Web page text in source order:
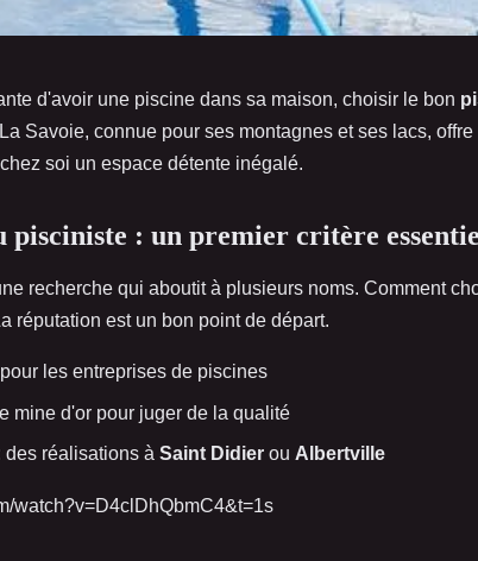
d'avoir une piscine dans sa maison, choisir le bon
Savoie, connue pour ses montagnes et ses lacs,
soi un espace détente inégalé.
pisciniste : un premier critère
recherche qui aboutit à plusieurs noms. Comment
réputation est un bon point de départ.
les entreprises de piscines
mine d'or pour juger de la qualité
des réalisations à Saint Didier ou Albertville
watch?v=D4clDhQbmC4&t=1s